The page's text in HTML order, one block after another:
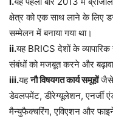
क्षेत्र को एक साथ लाने के लिए
सम्मेलन में बनाया गया था।
ii.यह BRICS देशों के
संबंधों को मजबूत करने और बढ़ावा
iii.यहनौ विषयगत कार्य समूहोंजैसे
डेवलपमेंट, डीरेग्यूलेशन, एनर्जी
मैन्युफैक्चरिंग, एविएशन और